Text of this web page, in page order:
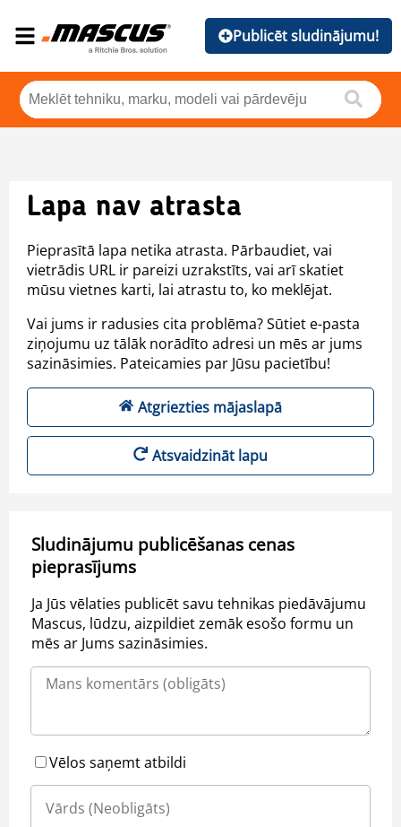
Publicēt sludinājumu!
Lapa nav atrasta
Pieprasītā lapa netika atrasta. Pārbaudiet, vai
vietrādis URL ir pareizi uzrakstīts, vai arī skatiet
mūsu vietnes karti, lai atrastu to, ko meklējat.
Vai jums ir radusies cita problēma? Sūtiet e-pasta
ziņojumu uz tālāk norādīto adresi un mēs ar jums
sazināsimies. Pateicamies par Jūsu pacietību!
Atgriezties mājaslapā
Atsvaidzināt lapu
Sludinājumu publicēšanas cenas
pieprasījums
Ja Jūs vēlaties publicēt savu tehnikas piedāvājumu
Mascus, lūdzu, aizpildiet zemāk esošo formu un
mēs ar Jums sazināsimies.
Vēlos saņemt atbildi